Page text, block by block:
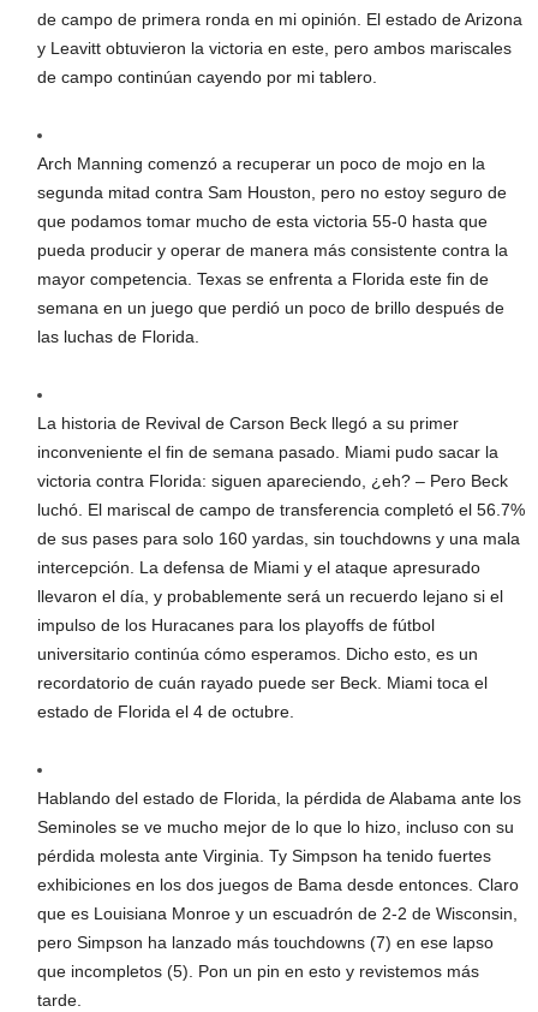
de campo de primera ronda en mi opinión. El estado de Arizona
y Leavitt obtuvieron la victoria en este, pero ambos mariscales
de campo continúan cayendo por mi tablero.
Arch Manning comenzó a recuperar un poco de mojo en la
segunda mitad contra Sam Houston, pero no estoy seguro de
que podamos tomar mucho de esta victoria 55-0 hasta que
pueda producir y operar de manera más consistente contra la
mayor competencia. Texas se enfrenta a Florida este fin de
semana en un juego que perdió un poco de brillo después de
las luchas de Florida.
La historia de Revival de Carson Beck llegó a su primer
inconveniente el fin de semana pasado. Miami pudo sacar la
victoria contra Florida: siguen apareciendo, ¿eh? – Pero Beck
luchó. El mariscal de campo de transferencia completó el 56.7%
de sus pases para solo 160 yardas, sin touchdowns y una mala
intercepción. La defensa de Miami y el ataque apresurado
llevaron el día, y probablemente será un recuerdo lejano si el
impulso de los Huracanes para los playoffs de fútbol
universitario continúa cómo esperamos. Dicho esto, es un
recordatorio de cuán rayado puede ser Beck. Miami toca el
estado de Florida el 4 de octubre.
Hablando del estado de Florida, la pérdida de Alabama ante los
Seminoles se ve mucho mejor de lo que lo hizo, incluso con su
pérdida molesta ante Virginia. Ty Simpson ha tenido fuertes
exhibiciones en los dos juegos de Bama desde entonces. Claro
que es Louisiana Monroe y un escuadrón de 2-2 de Wisconsin,
pero Simpson ha lanzado más touchdowns (7) en ese lapso
que incompletos (5). Pon un pin en esto y revistemos más
tarde.